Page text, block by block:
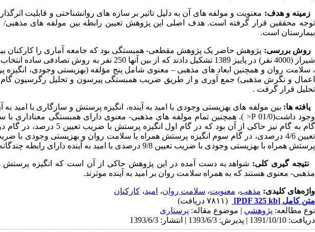
زمینه و هدف: معنویت و مولفه های آن به دلیل تاثیر بر سازه های روانشناختی و قابلیت
توجه محققین قرار گرفته است. هدف اصلی این پژوهش تعیین رابطه بین مولفه های مذهبی/
بیمارستان است.
روش بررسی: پژوهش حاضر یک پژوهش مقطعی- همبستگی بود که جامعه آماری را کارکنان
شیراز (4000 نفر) در پاییز 1389 تشکیل دادند که از بین
، سلامت روان و همچنین ابعاد های مذهبی – معنوی شامل پنج مؤلفه (بهزیستی وجودی،
تحلیل قرار گرفت .
یافته ها: بین مولفه های بهزیستی وجودی با امید به آینده، انگیزه پرستش و سازگاری با امید به
گام به گام نیز حاکی از آن بود
پرستش همراه با بهزیستی وجودی با ضریب تعیین 9/8 درصدی با امید به آینده دارای رابطه چندگانه معنادار هستند.
نتیجه گیری کلی: شواهد به دست آمده در این پژوهش حاکی از آن است که انگیزه پرستش
مذهبی- معنوی هستند که به همراه سلامت روان بر امید به آینده موثرند.
واژه‌های کلیدی: مذهب، معنویت، سلامت روان، امید، کارکنان
متن کامل [PDF 325 kb]
(۷۸۱۱ دریافت)
نوع مطالعه: پژوهشي | موضوع مقاله: پرستاری
دریافت: 1391/10/10 | پذیرش: 1393/6/3 | انتشار: 1393/6/3